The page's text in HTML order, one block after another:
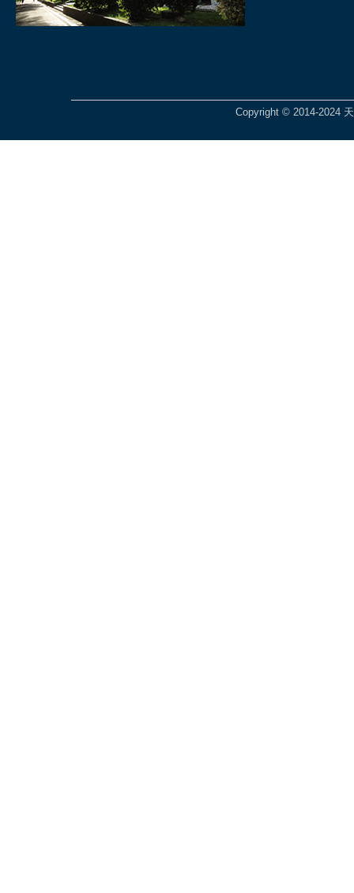
Copyright © 2014-2024